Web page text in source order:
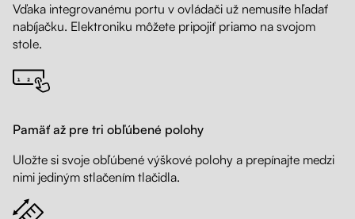
Vďaka integrovanému portu v ovládači už nemusíte hľadať
nabíjačku. Elektroniku môžete pripojiť priamo na svojom
stole.
Pamäť až pre tri obľúbené polohy
Uložte si svoje obľúbené výškové polohy a prepínajte medzi
nimi jediným stlačením tlačidla.